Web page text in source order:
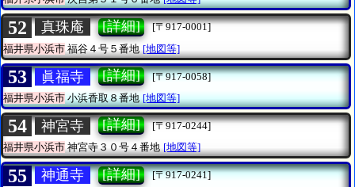
52 真珠庵 [詳細]
[〒917-0001]
福井県小浜市 福谷４号５番地 [地図等]
53 眞福寺 [詳細]
[〒917-0058]
福井県小浜市小浜香取８番地 [地図等]
54 神宮寺 [詳細]
[〒917-0244]
福井県小浜市神宮寺３０号４番地 [地図等]
55 神通寺 [詳細]
[〒917-0241]